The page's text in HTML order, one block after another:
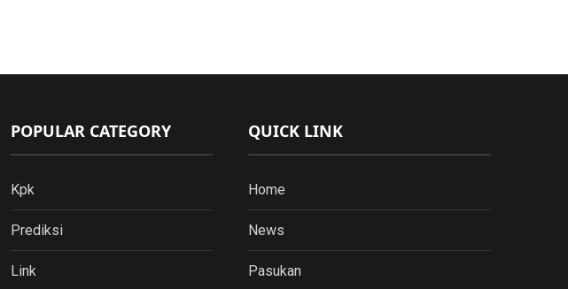
POPULAR CATEGORY
Kpk
Prediksi
Link
QUICK LINK
Home
News
Pasukan